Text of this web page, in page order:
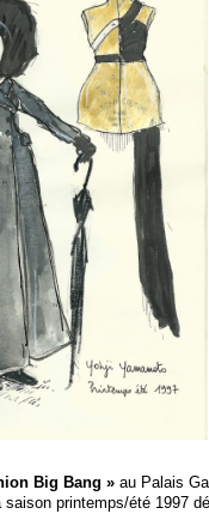
Big Bang » au Palais
printemps/été 1997